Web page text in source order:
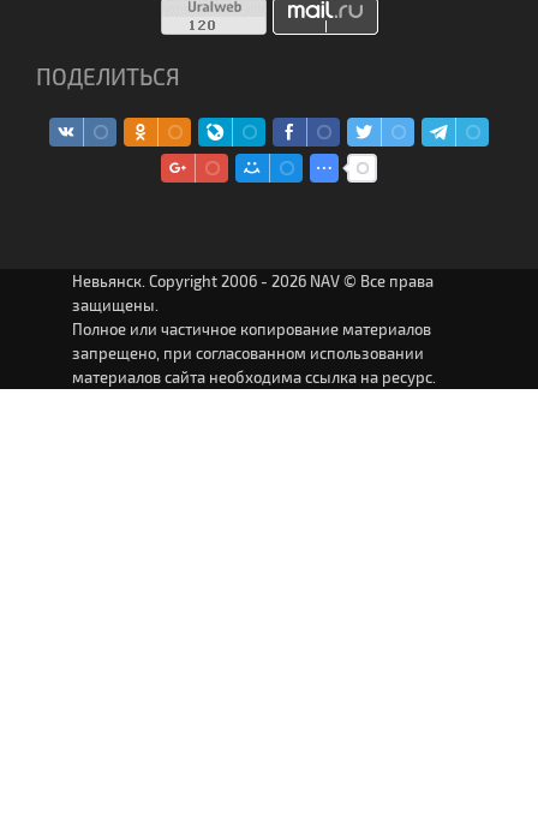
ПОДЕЛИТЬСЯ
Невьянск. Copyright 2006 - 2026 NAV © Все права
защищены.
Полное или частичное копирование материалов
запрещено, при согласованном использовании
материалов сайта необходима ссылка на ресурс.